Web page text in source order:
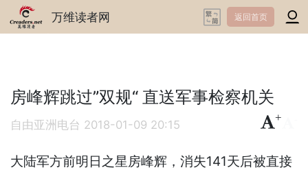
万维读者网 返回首页
房峰辉跳过”双规“ 直送军事检察机关
自由亚洲电台 2018-01-09 20:15
+
大陆军方前明日之星房峰辉，消失141天后被直接